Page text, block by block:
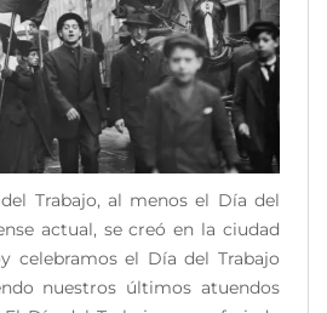
Trabajo, al menos el Día del
actual, se creó en la ciudad
celebramos el Día del Trabajo
nuestros últimos atuendos